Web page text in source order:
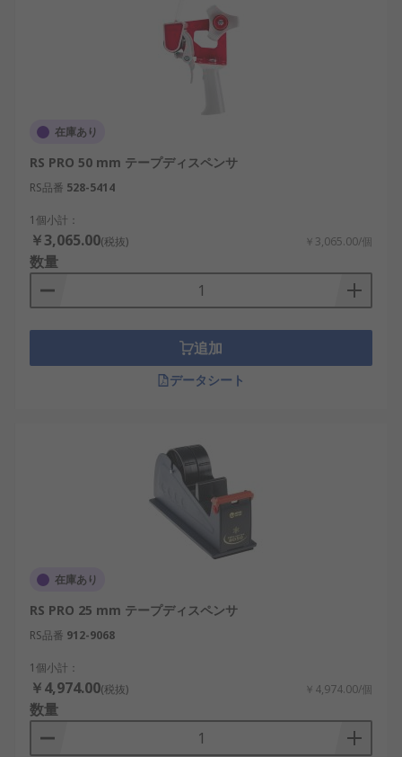
ハンドヘルドテープディスペンサ
く、 使いやすさが向上しています。
庭で使用され、ほとんどの標準的なセロテー
プ及び接着剤と互換性があります。
通路マーキングテープディスペンサ
どの危険な環境で危険区域を表示するために
使用するヘビーデューティ工具。
用途
テープディスペンサは、 テープディスペンサガンと
も呼ばれ、 梱包及び倉庫の作業に不可欠な工具で、
混乱なく、テープのカットと管理ができます。ま
た、郵便サービスでも使用され、家庭やオフィスで
便利な固定工具です。 用途に合わせてさまざまなサ
イズが用意されています。
在庫あり
RS PRO 50 mm テープディスペンサ
RS品番 528-5414
1個小計：
￥3,065.00(税抜) ￥3,065.00/個
数量
追加
データシート
在庫あり
RS PRO 25 mm テープディスペンサ
RS品番 912-9068
1個小計：
￥4,974.00(税抜) ￥4,974.00/個
数量